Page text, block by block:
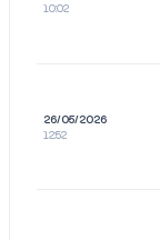
10:02
26/05/2026
12:52